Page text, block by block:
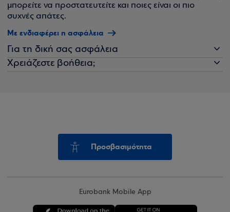
μπορείτε να προστατευτείτε και ποιες είναι οι πιο
συχνές απάτες.
Με ενδιαφέρει η ασφάλεια
Για τη δική σας ασφάλεια
Χρειάζεστε βοήθεια;
Προσβασιμότητα
Eurobank Mobile App